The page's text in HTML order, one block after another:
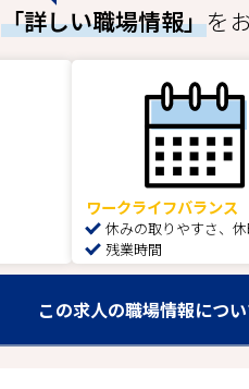
「詳しい職場情報」を
ワークライフバランス
休みの取りやすさ、
残業時間
この求人の職場情報につ